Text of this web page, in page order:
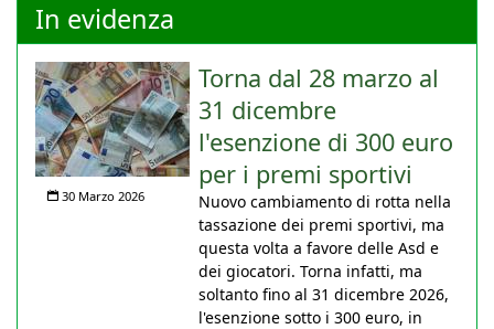
In evidenza
30 Marzo 2026
Torna dal 28 marzo al
31 dicembre
l'esenzione di 300 euro
per i premi sportivi
Nuovo cambiamento di rotta nella
tassazione dei premi sportivi, ma
questa volta a favore delle Asd e
dei giocatori. Torna infatti, ma
soltanto fino al 31 dicembre 2026,
l'esenzione sotto i 300 euro, in